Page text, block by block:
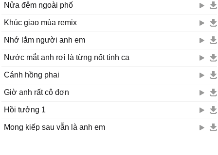
Nửa đêm ngoài phố
Khúc giao mùa remix
Nhớ lắm người anh em
Nước mắt anh rơi là từng nốt tình ca
Cánh hồng phai
Giờ anh rất cô đơn
Hồi tưởng 1
Mong kiếp sau vẫn là anh em